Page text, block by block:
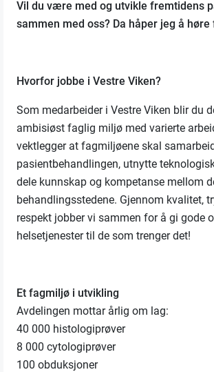
Vil du være med og utvikle fremtidens
sammen med oss? Da håper jeg å høre
Hvorfor jobbe i Vestre Viken?
Som medarbeider i Vestre Viken blir du
ambisiøst faglig miljø med varierte
vektlegger at fagmiljøene skal
pasientbehandlingen, utnytte
dele kunnskap og kompetanse mellom
behandlingsstedene. Gjennom kvalitet,
respekt jobber vi sammen for å gi gode
helsetjenester til de som trenger det!
Et fagmiljø i utvikling
Avdelingen mottar årlig om lag:
40 000 histologiprøver
8 000 cytologiprøver
100 obduksjoner